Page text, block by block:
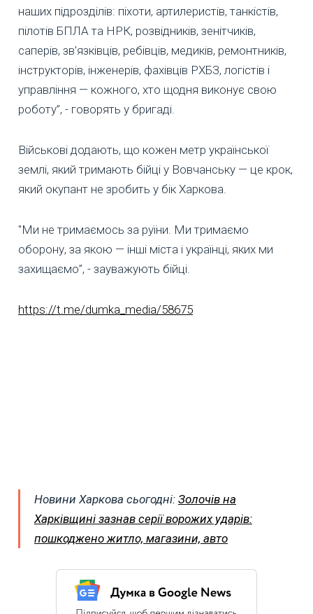
наших підрозділів: піхоти, артилеристів, танкістів,
пілотів БПЛА та НРК, розвідників, зенітчиків,
саперів, зв’язківців, ребівців, медиків, ремонтників,
інструкторів, інженерів, фахівців РХБЗ, логістів і
управління — кожного, хто щодня виконує свою
роботу”, - говорять у бригаді.
Військові додають, що кожен метр української
землі, який тримають бійці у Вовчанську — це крок,
який окупант не зробить у бік Харкова.
"Ми не тримаємось за руїни. Ми тримаємо
оборону, за якою — інші міста і українці, яких ми
захищаємо”, - зауважують бійці.
https://t.me/dumka_media/58675
Новини Харкова сьогодні: Золочів на
Харківщині зазнав серії ворожих ударів:
пошкоджено житло, магазини, авто